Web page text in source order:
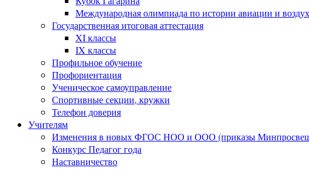
Международная олимпиада по истории авиации и
Государственная итоговая аттестация
XI классы
IX классы
Профильное обучение
Профориентация
Ученическое самоуправление
Спортивные секции, кружки
Телефон доверия
Учителям
Изменения в новых ФГОС НОО и ООО (приказы
Конкурс Педагог года
Наставничество